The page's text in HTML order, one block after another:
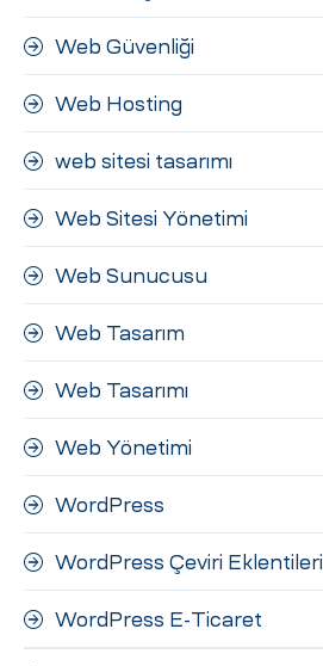
Web Güvenliği
Web Hosting
web sitesi tasarımı
Web Sitesi Yönetimi
Web Sunucusu
Web Tasarım
Web Tasarımı
Web Yönetimi
WordPress
WordPress Çeviri Eklentileri
WordPress E-Ticaret